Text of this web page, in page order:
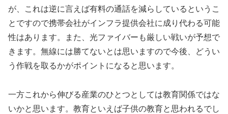
が、これは逆に言えば有料の通話を減らしているというこ
とですので携帯会社がインフラ提供会社に成り代わる可能
性はあります。また、光ファイバーも厳しい戦いが予想で
きます。無線には勝てないとは思いますので今後、どうい
う作戦を取るかがポイントになると思います。
一方これから伸びる産業のひとつとしては教育関係ではな
いかと思います。教育といえば子供の教育と思われるでし